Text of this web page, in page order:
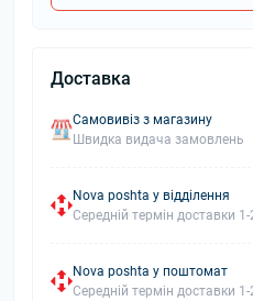
Доставка
Самовивіз з магазину
Швидка видача замовлень
Nova poshta у відділення
Середній термін доставки 1-
Nova poshta у поштомат
Середній термін доставки 1-